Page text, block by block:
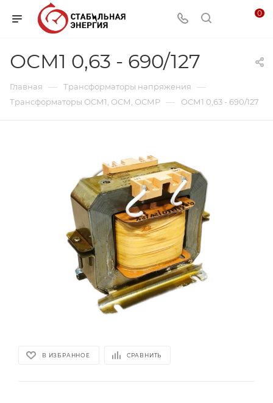
0
ОСМ1 0,63 - 690/127
Главная — Трансформаторы напряжения —
Трансформаторы ОСМ1, ОСМ, ОСМР — ОСМ1 0,63 - 690/127
В ИЗБРАННОЕ СРАВНИТЬ